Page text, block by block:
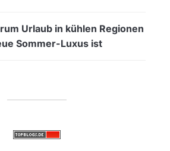
Urlaub in kühlen Regionen
Sommer-Luxus ist